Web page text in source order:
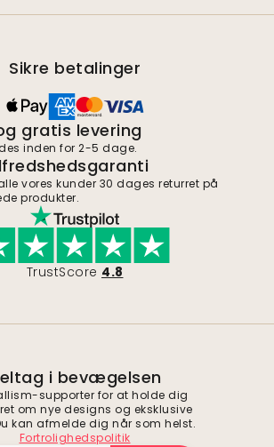
Sikre betalinger
gratis levering
inden for 2-5 dage.
vores kunder 30 dages returret på
produkter.
TrustScore 4.8
i bevægelsen
supporter for at holde dig
om nye designs og eksklusive
kan afmelde dig når som helst.
Fortrolighedspolitik